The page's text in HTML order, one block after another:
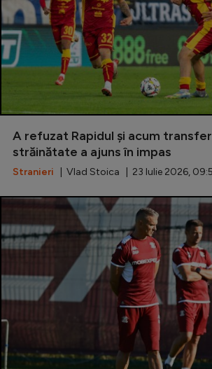
Stranieri
Clasamente
Tenis
Handbal
Natație
Formula 1
Gimnastică
Auto
Rugby
Ciclism
Alte sporturi
JO 2024
A refuzat Rapidul și acum
străinătate a ajuns în impas
Stranieri | Vlad Stoica | 23 Iulie 2026,